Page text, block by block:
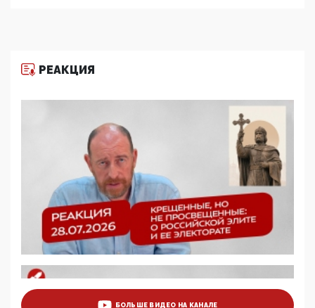
11:53, 09 Июня 2026
деятельность ИИТО ЮНЕСКО в России, но
цифроглобалисты продолжают определять
повестку в образовании
09:43, 01 Июня 2026
5G за счет здоровья граждан: Минцифры намерено
отобрать у регионов и муниципалитетов право
защищать жилые дома и социальные объекты от
05:58, 26 Мая 2026
Роскомнадзор освободили от борца с
деструктивным и опасным контентом
07:39, 25 Мая 2026
ценностей: «Новые люди» поднимают электорат
РЕАКЦИЯ
БОЛЬШЕ ВИДЕО НА КАНАЛЕ